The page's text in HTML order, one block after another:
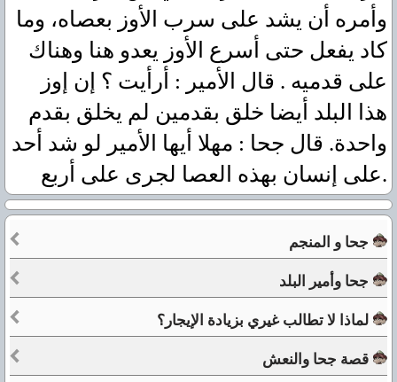
وأمره أن يشد على سرب الأوز بعصاه، وما
كاد يفعل حتى أسرع الأوز يعدو هنا وهناك
على قدميه . قال الأمير : أرأيت ؟ إن إوز
هذا البلد أيضا خلق بقدمين لم يخلق بقدم
واحدة. قال جحا : مهلا أيها الأمير لو شد أحد
على إنسان بهذه العصا لجرى على أربع.
جحا و المنجم
جحا وأمير البلد
لماذا لا تطالب غيري بزيادة الإيجار؟
قصة جحا والنعش